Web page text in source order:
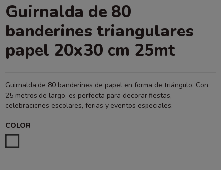
Guirnalda de 80
banderines triangulares
papel 20x30 cm 25mt
Guirnalda de 80 banderines de papel en forma de triángulo. Con
25 metros de largo, es perfecta para decorar fiestas,
celebraciones escolares, ferias y eventos especiales.
COLOR